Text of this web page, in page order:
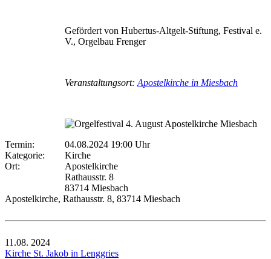
Gefördert von Hubertus-Altgelt-Stiftung, Festival e.
V., Orgelbau Frenger
Veranstaltungsort: Apostelkirche in Miesbach
Termin:
04.08.2024 19:00 Uhr
Kategorie:
Kirche
Ort:
Apostelkirche
Rathausstr. 8
83714 Miesbach
Apostelkirche, Rathausstr. 8, 83714 Miesbach
11.08. 2024
Kirche St. Jakob in Lenggries